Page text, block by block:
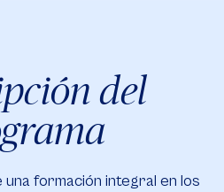
del
formación integral en los